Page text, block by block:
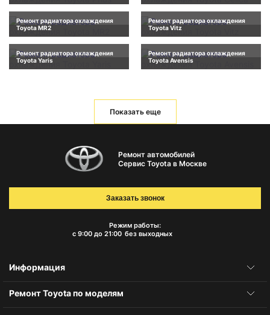
Ремонт радиатора охлаждения
Toyota MR2
Ремонт радиатора охлаждения
Toyota Vitz
Ремонт радиатора охлаждения
Toyota Yaris
Ремонт радиатора охлаждения
Toyota Avensis
Показать еще
Ремонт автомобилей
Сервис Toyota в Москве
Режим работы:
с 9:00 до 21:00 без выходных
Заказать звонок
Информация
Ремонт Toyota по моделям